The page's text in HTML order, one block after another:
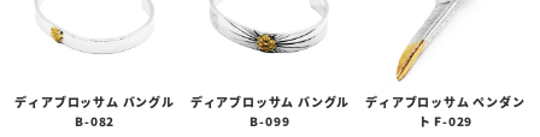
ディアブロッサム バングル
B-082
ディアブロッサム バングル
B-099
ディアブロッサム ペンダン
ト F-029